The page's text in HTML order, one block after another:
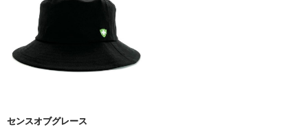
センスオブグレース